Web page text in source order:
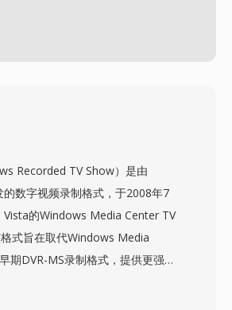
Recorded TV Show）是由
数字视频录制格式，于2008年7
Vista的Windows Media Center TV
式旨在取代Windows Media
期DVR-MS录制格式，提供更强大
播电视广播。WTV文件以MPEG-2